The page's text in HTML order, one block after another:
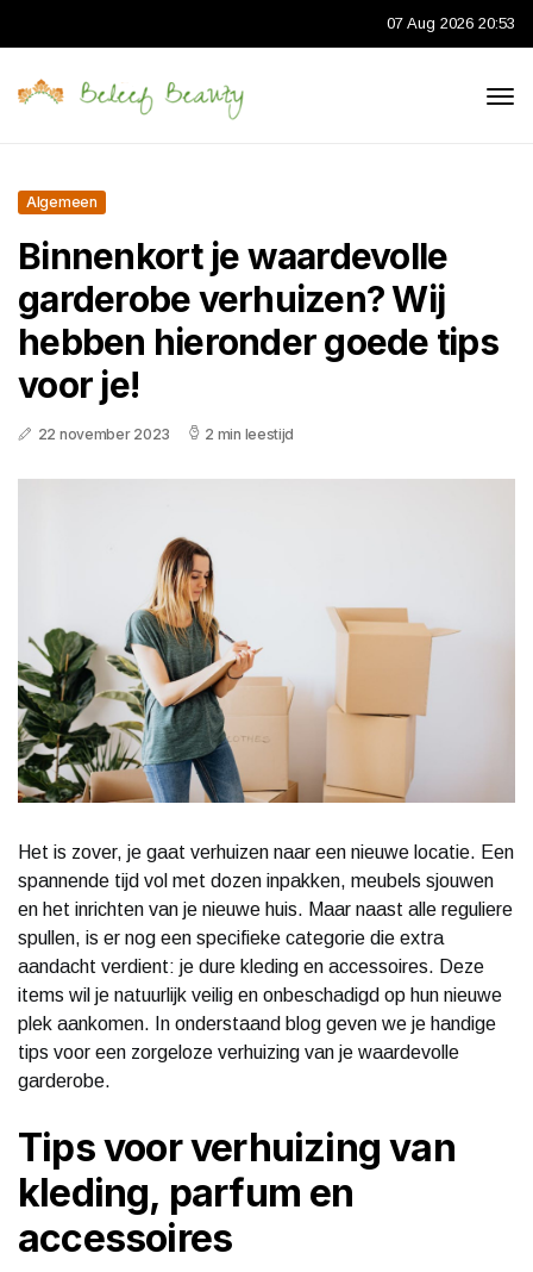
07 Aug 2026 20:53
Algemeen
Binnenkort je waardevolle
garderobe verhuizen? Wij
hebben hieronder goede tips
voor je!
22 november 2023 2 min leestijd
Het is zover, je gaat verhuizen naar een nieuwe locatie. Een
spannende tijd vol met dozen inpakken, meubels sjouwen
en het inrichten van je nieuwe huis. Maar naast alle reguliere
spullen, is er nog een specifieke categorie die extra
aandacht verdient: je dure kleding en accessoires. Deze
items wil je natuurlijk veilig en onbeschadigd op hun nieuwe
plek aankomen. In onderstaand blog geven we je handige
tips voor een zorgeloze verhuizing van je waardevolle
garderobe.
Tips voor verhuizing van
kleding, parfum en
accessoires